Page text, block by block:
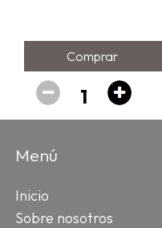
Comprar
Menú
Inicio
Sobre nosotros